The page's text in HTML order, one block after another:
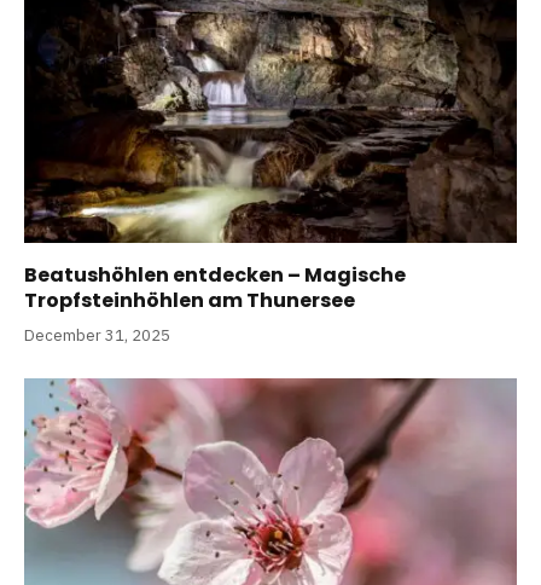
Beatushöhlen entdecken – Magische
Tropfsteinhöhlen am Thunersee
December 31, 2025